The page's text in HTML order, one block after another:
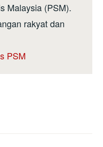
Malaysia (PSM).
rakyat dan
PSM